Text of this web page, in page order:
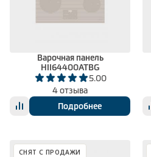
Варочная панель
HII64400ATBG
5.00
4 отзыва
Подробнее
СНЯТ С ПРОДАЖИ